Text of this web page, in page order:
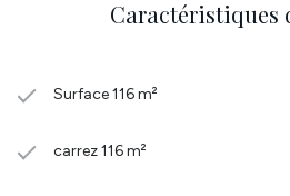
Caractéristiques
Surface 116 m²
carrez 116 m²